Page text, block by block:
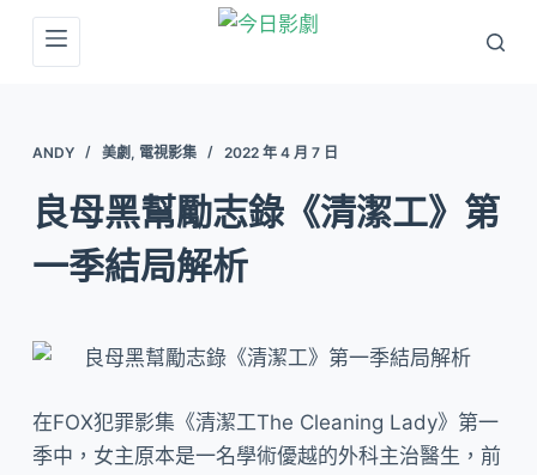
至
內
容
ANDY 美劇 , 電視影集 2022 年 4 月 7 日
良母黑幫勵志錄《清潔工》第
一季結局解析
在FOX犯罪影集《清潔工The Cleaning Lady》第一
季中，女主原本是一名學術優越的外科主治醫生，前